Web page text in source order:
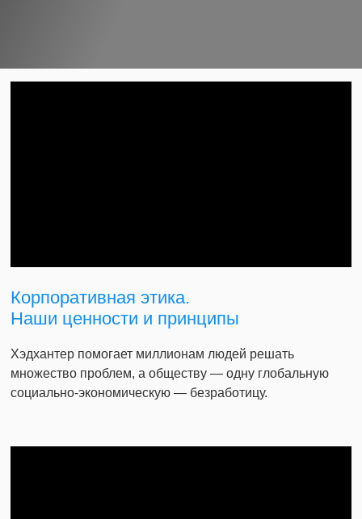
Корпоративная этика.
Наши ценности и принципы
Хэдхантер помогает миллионам людей решать
множество проблем, а обществу — одну глобальную
социально-экономическую — безработицу.